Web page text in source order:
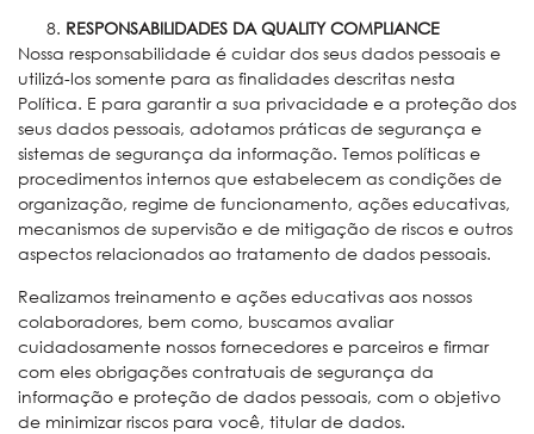
RESPONSABILIDADES DA QUALITY COMPLIANCE
Nossa responsabilidade é cuidar dos seus dados pessoais e
utilizá-los somente para as finalidades descritas nesta
Política. E para garantir a sua privacidade e a proteção dos
seus dados pessoais, adotamos práticas de segurança e
sistemas de segurança da informação. Temos políticas e
procedimentos internos que estabelecem as condições de
organização, regime de funcionamento, ações educativas,
mecanismos de supervisão e de mitigação de riscos e outros
aspectos relacionados ao tratamento de dados pessoais.
Realizamos treinamento e ações educativas aos nossos
colaboradores, bem como, buscamos avaliar
cuidadosamente nossos fornecedores e parceiros e firmar
com eles obrigações contratuais de segurança da
informação e proteção de dados pessoais, com o objetivo
de minimizar riscos para você, titular de dados.